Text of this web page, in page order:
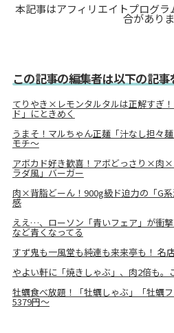
本記事はアフィリエイトプログ
合があり
この記事の編集者は以下の記
てりやき×レモンタルタルは正解すぎ
ド」にときめく
うまそ！マルちゃん正麺「汁なし担々
モチ～
アボカド好き歓喜！アボどっさり×肉
ラダ風」バーガー
肉×背脂どーん！900g級ド迫力の「G
感
ええ…、ローソン「青いフェア」が衝
など青くなってる
すず鬼も一風堂も純連も来来亭も！ 名
やよい軒に「焼きしゃぶ」、肉2倍も。
牡蠣食べ放題！「牡蠣しゃぶ」「牡蠣
5379円～